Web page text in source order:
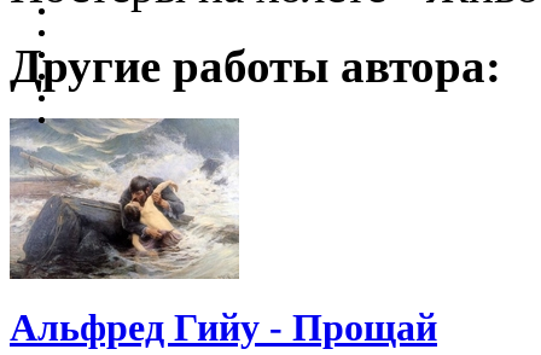
Другие работы автора:
Альфред Гийу - Прощай